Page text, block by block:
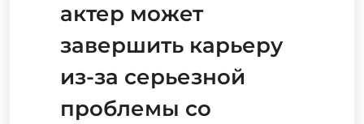
актер может
завершить карьеру
из-за серьезной
проблемы со